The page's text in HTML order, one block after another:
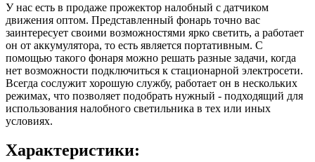
У нас есть в продаже прожектор налобный с датчиком
движения оптом. Представленный фонарь точно вас
заинтересует своими возможностями ярко светить, а работает
он от аккумулятора, то есть является портативным. С
помощью такого фонаря можно решать разные задачи, когда
нет возможности подключиться к стационарной электросети.
Всегда сослужит хорошую службу, работает он в нескольких
режимах, что позволяет подобрать нужный - подходящий для
использования налобного светильника в тех или иных
условиях.
Характеристики: